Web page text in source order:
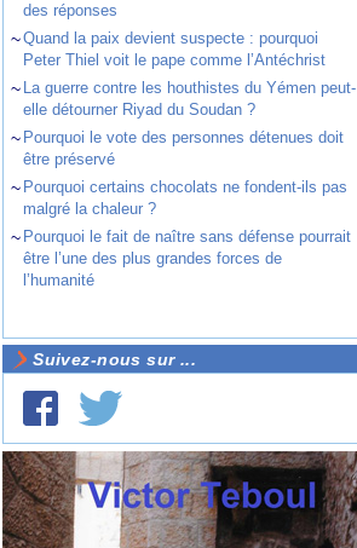
des réponses
~Quand la paix devient suspecte : pourquoi
Peter Thiel voit le pape comme l’Antéchrist
~ La guerre contre les houthistes du Yémen peut-
elle détourner Riyad du Soudan ?
~ Pourquoi le vote des personnes détenues doit
être préservé
~ Pourquoi certains chocolats ne fondent-ils pas
malgré la chaleur ?
~ Pourquoi le fait de naître sans défense pourrait
être l’une des plus grandes forces de
l’humanité
Suivez-nous sur ...